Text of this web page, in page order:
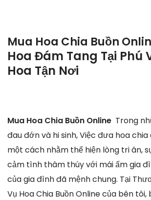
Mua Hoa Chia Buồn
Hoa Đám Tang Tại Phú
Hoa Tận Nơi
Mua Hoa Chia Buồn Online Trong
đau đớn và hi sinh, Việc đưa hoa chia
một cách nhằm thể hiện lòng tri ân,
cảm tình thâm thúy với mái ấm gia
của gia đình đã mệnh chung. Tại
Vụ Hoa Chia Buồn Online của bên tôi,